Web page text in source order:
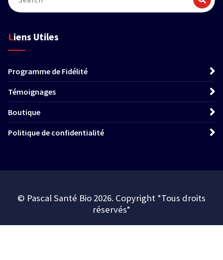
Liens Utiles
Programme de Fidélité
Témoignages
Boutique
Politique de confidentialité
© Pascal Santé Bio 2026. Copyright *Tous droits
réservés*